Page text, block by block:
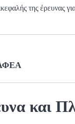
της έρευνας
και